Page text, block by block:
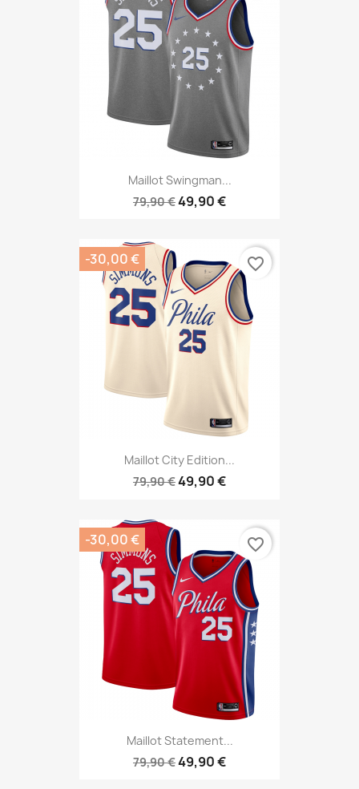
Maillot Swingman...
79,90 €49,90 €
Maillot City Edition...
79,90 €49,90 €
-30,00 € favorite_border
Maillot Statement...
79,90 €49,90 €
-30,00 € favorite_border